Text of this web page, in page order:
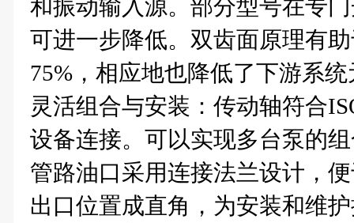
和振动输入源。部分型号在专
可进一步降低。双齿面原理有
75%，相应地也降低了下游系
灵活组合与安装‌：传动轴符合
设备连接。可以实现多台泵的
管路油口采用连接法兰设计，
出口位置成直角，为安装和维